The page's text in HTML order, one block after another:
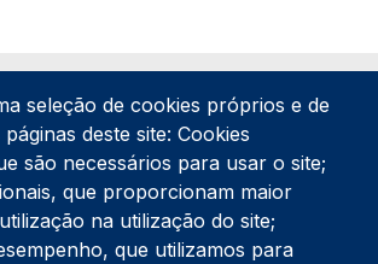
Fax:234 390 100
seleção de cookies próprios e de
deste site: Cookies
são necessários para usar o site;
que proporcionam maior
na utilização do site;
que utilizamos para